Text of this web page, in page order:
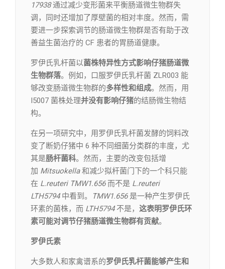
17938通过减少变形菌来平衡肠道微生物群失
调，同时还增加了厚壁菌的相对丰度。然而，需
要进一步探索调节的肠道微生物群是否有助于改
善益生菌治疗的 CF 患者的胃肠道健康。
罗伊氏乳杆菌以菌株特异性方式影响仔猪肠道微
生物群落。例如，口服罗伊氏乳杆菌 ZLR003 能
够改变肠道微生物群的多样性和组成。然而，用
I5007 菌株处理并没有影响仔猪的结肠微生物结
构。
在另一项研究中，用罗伊氏乳杆菌发酵的饲料改
变了断奶仔猪中 6 种不同细菌分类群的丰度，尤
其是肠杆菌科。然而，主要的改变包括增
加 Mitsuokella和减少拟杆菌门下的一个科只能
在 L.reuteri TMW1.656而不是 L.reuteri
LTH5794 中看到。 TMW1.656是一种产生罗伊氏
环素的菌株，而 LTH5794不是， 这表明罗伊氏环
素可能对调节仔猪肠道微生物群有贡献。
罗伊氏素
大多数人和家禽谱系的罗伊氏乳杆菌能够产生和